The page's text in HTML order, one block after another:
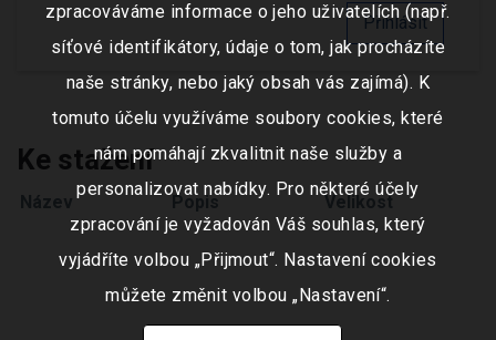
Přihlásit
Ke stažení
Název Popis Velikost
zpracováváme informace o jeho uživatelích (např.
síťové identifikátory, údaje o tom, jak procházíte
naše stránky, nebo jaký obsah vás zajímá). K
tomuto účelu využíváme soubory cookies, které
nám pomáhají zkvalitnit naše služby a
personalizovat nabídky. Pro některé účely
zpracování je vyžadován Váš souhlas, který
vyjádříte volbou „Přijmout“. Nastavení cookies
můžete změnit volbou „Nastavení“.